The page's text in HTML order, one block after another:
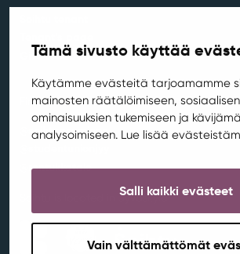
Tämä sivusto käyttää
Käytämme evästeitä tarjoamamme
mainosten räätälöimiseen,
ominaisuuksien tukemiseen ja
analysoimiseen. Lue lisää
Salli kaikki evästeet
Vain välttämättömät
Give feedback
Find us on Instagram:
@soihtuasuminen
@rentukkatalo
Soihtu is located in Jyväskylä: